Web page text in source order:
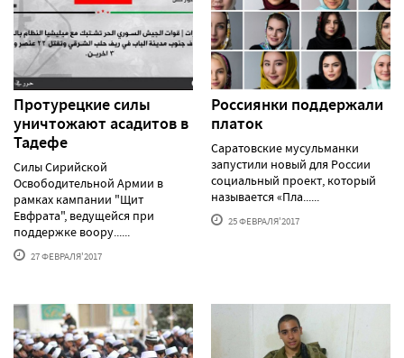
Протурецкие силы
уничтожают асадитов в
Тадефе
Силы Сирийской
Освободительной Армии в
рамках кампании "Щит
Евфрата", ведущейся при
поддержке воору......
27 ФЕВРАЛЯ'2017
Россиянки поддержали
платок
Саратовские мусульманки
запустили новый для России
социальный проект, который
называется «Пла......
25 ФЕВРАЛЯ'2017